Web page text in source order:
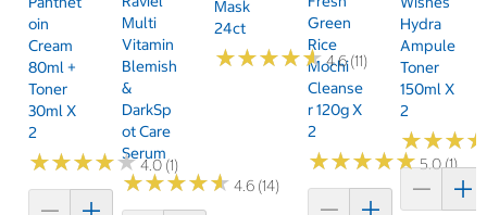
Oin
Cream
80ml +
Toner
30ml X
2
★★★★★
★★★★★4.0 (1)
Multi
Vitamin
Blemish
&
DarkSp
Ot Care
Serum
★★★★★
★★★★★ 4.6 (14)
Mask
24ct
★★★★★
★★★★★4.6 (11)
Green
Rice
Mochi
Cleanse
R 120g X
2
★★★★★
★★★★★5.0 (1)
Hydra
Ampule
Toner
150ml X
2
★★★
★★★